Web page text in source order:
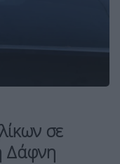
σε
Δάφνη